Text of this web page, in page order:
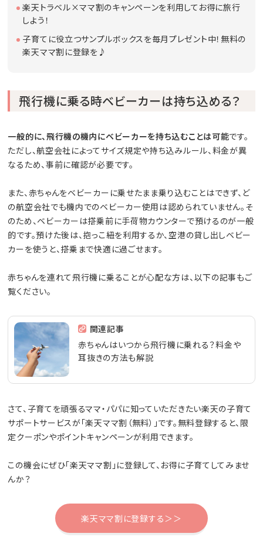
楽天トラベル×ママ割のキャンペーンを利用してお得に旅行
しよう！
子育てに役立つサンプルボックスを毎月プレゼント中！無料の
楽天ママ割に登録を♪
飛行機に乗る時ベビーカーは持ち込める？
一般的に、飛行機の機内にベビーカーを持ち込むことは可能です。
ただし、航空会社によってサイズ規定や持ち込みルール、料金が異
なるため、事前に確認が必要です。
また、赤ちゃんをベビーカーに乗せたまま乗り込むことはできず、ど
の航空会社でも機内でのベビーカー使用は認められていません。そ
のため、ベビーカーは搭乗前に手荷物カウンターで預けるのが一般
的です。預けた後は、抱っこ紐を利用するか、空港の貸し出しベビー
カーを使うと、搭乗まで快適に過ごせます。
赤ちゃんを連れて飛行機に乗ることが心配な方は、以下の記事もご
覧ください。
関連記事
赤ちゃんはいつから飛行機に乗れる？料金や
耳抜きの方法も解説
さて、子育てを頑張るママ・パパに知っていただきたい楽天の子育て
サポートサービスが「楽天ママ割（無料）」です。無料登録すると、限
定クーポンやポイントキャンペーンが利用できます。
この機会にぜひ「楽天ママ割」に登録して、お得に子育てしてみませ
んか？
楽天ママ割に登録する＞＞